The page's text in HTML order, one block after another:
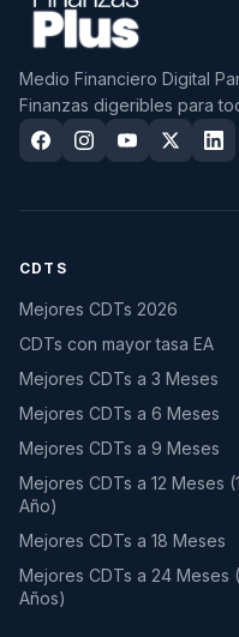
Medio Financiero Digital
Finanzas digeribles para
CDTS
Mejores CDTs 2026
CDTs con mayor tasa EA
Mejores CDTs a 3 Meses
Mejores CDTs a 6 Meses
Mejores CDTs a 9 Meses
Mejores CDTs a 12 Meses (1
Año)
Mejores CDTs a 18 Meses
Mejores CDTs a 24 Meses
Años)